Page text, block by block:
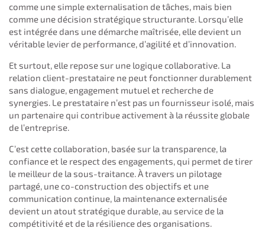
comme une simple externalisation de tâches, mais bien
comme une décision stratégique structurante. Lorsqu’elle
est intégrée dans une démarche maîtrisée, elle devient un
véritable levier de performance, d’agilité et d’innovation.
Et surtout, elle repose sur une logique collaborative. La
relation client-prestataire ne peut fonctionner durablement
sans dialogue, engagement mutuel et recherche de
synergies. Le prestataire n’est pas un fournisseur isolé, mais
un partenaire qui contribue activement à la réussite globale
de l’entreprise.
C’est cette collaboration, basée sur la transparence, la
confiance et le respect des engagements, qui permet de tirer
le meilleur de la sous-traitance. À travers un pilotage
partagé, une co-construction des objectifs et une
communication continue, la maintenance externalisée
devient un atout stratégique durable, au service de la
compétitivité et de la résilience des organisations.